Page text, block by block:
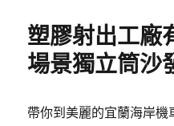
塑膠射出工廠
場景獨立筒沙
帶你到美麗的宜蘭海岸